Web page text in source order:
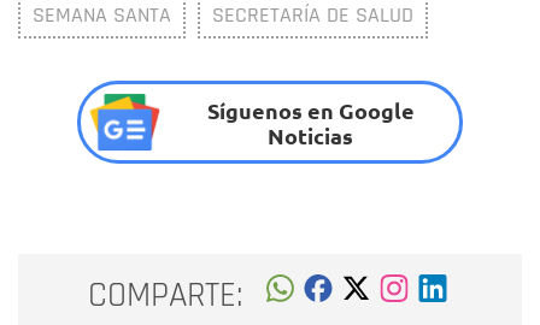
SEMANA SANTA SECRETARÍA DE SALUD
Síguenos en Google
Noticias
COMPARTE: